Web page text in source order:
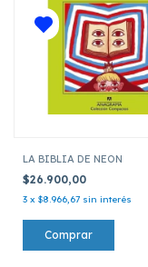
LA BIBLIA DE NEON
$26.900,00
3 x $8.966,67 sin interés